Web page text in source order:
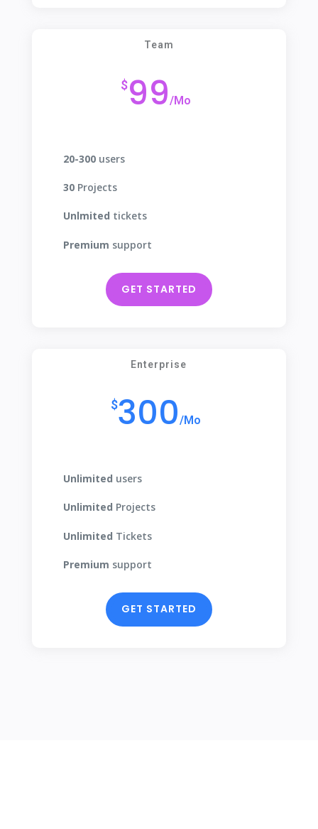
Team
$99/Mo
20-300users
30Projects
Unlmited tickets
Premium support
GET STARTED
Enterprise
$300/Mo
Unlimited users
Unlimited Projects
Unlimited Tickets
Premium support
GET STARTED